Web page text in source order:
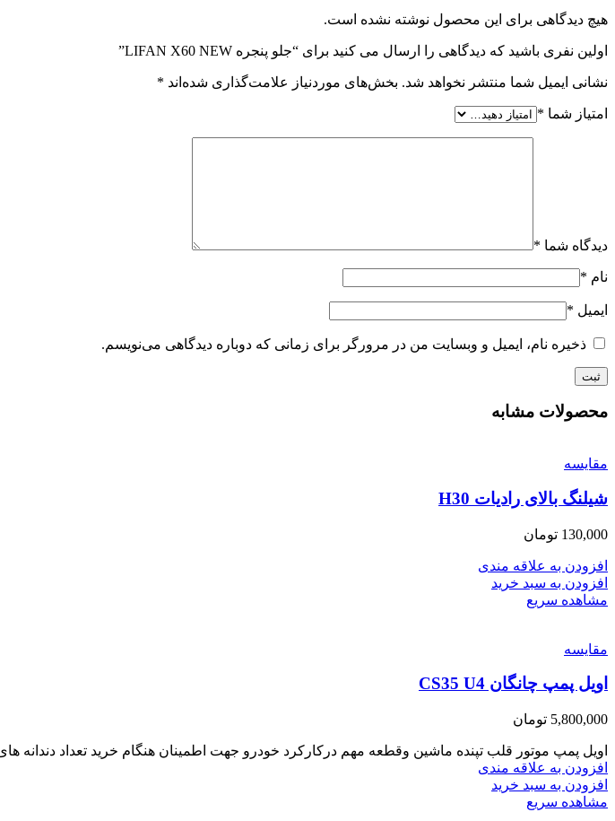
هیچ دیدگاهی برای این محصول نوشته نشده است.
اولین نفری باشید که دیدگاهی را ارسال می کنید برای “جلو پنجره LIFAN X60 NEW”
نشانی ایمیل شما منتشر نخواهد شد. بخش‌های موردنیاز علامت‌گذاری شده‌اند *
امتیاز شما *
دیدگاه شما *
نام *
ایمیل *
ذخیره نام، ایمیل و وبسایت من در مرورگر برای زمانی که دوباره دیدگاهی می‌نویسم.
محصولات مشابه
مقایسه
شیلنگ بالای رادیات H30
130,000 تومان
افزودن به علاقه مندی
افزودن به سبد خرید
مشاهده سریع
مقایسه
اویل پمپ چانگان CS35 U4
5,800,000 تومان
اویل پمپ موتور قلب تپنده ماشین وقطعه مهم درکارکرد خودرو جهت اطمینان هنگام خرید تعداد
افزودن به علاقه مندی
افزودن به سبد خرید
مشاهده سریع